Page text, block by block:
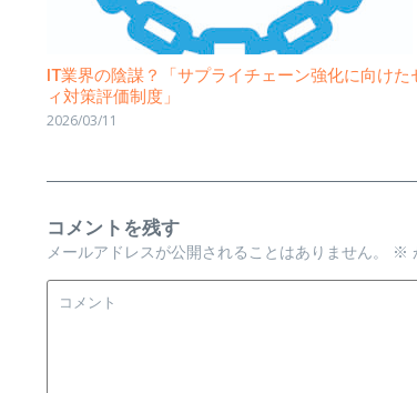
IT業界の陰謀？「サプライチェーン強化に向けた
ィ対策評価制度」
2026/03/11
コメントを残す
メールアドレスが公開されることはありません。 ※